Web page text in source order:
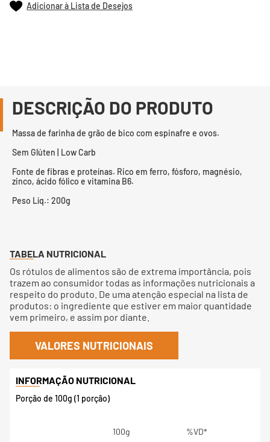
Adicionar à Lista de Desejos
DESCRIÇÃO DO PRODUTO
Massa de farinha de grão de bico com espinafre e ovos.
Sem Glúten | Low Carb
Fonte de fibras e proteínas. Rico em ferro, fósforo, magnésio,
zinco, ácido fólico e vitamina B6.
Peso Líq.: 200g
TABELA NUTRICIONAL
Os rótulos de alimentos são de extrema importância, pois
trazem ao consumidor todas as informações nutricionais a
respeito do produto. De uma atenção especial na lista de
produtos: o ingrediente que estiver em maior quantidade
vem primeiro, e assim por diante.
VALORES NUTRICIONAIS
Porção de 100g (1 porção)
100g %VD*